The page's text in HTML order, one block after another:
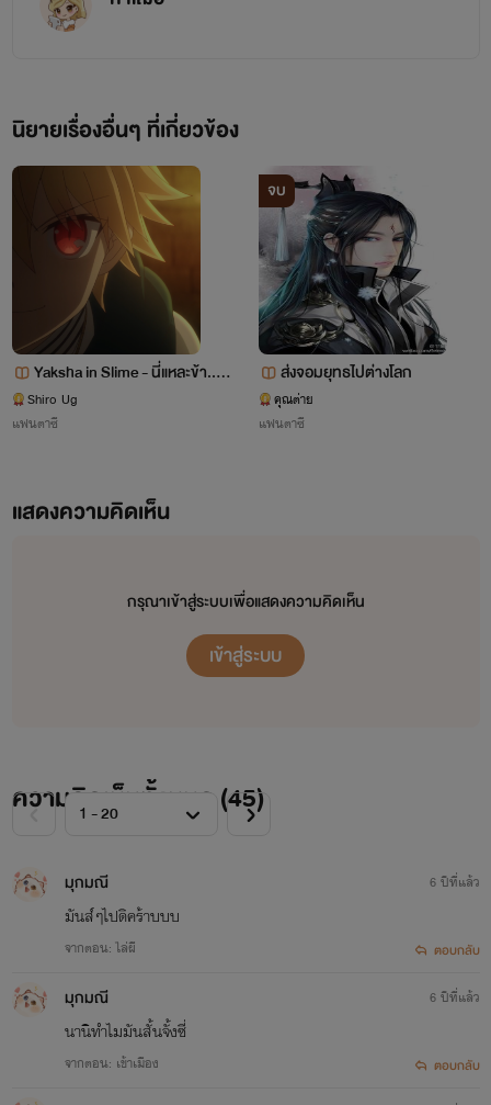
นิยายเรื่องอื่นๆ ที่เกี่ยวข้อง
Yaksha in Slime - นี่แหละข้า.. พ
ญายักษ์!
Shiro Ug
แฟนตาซี
จบ
ส่งจอมยุทธไปต่างโลก
คุณต่าย
แฟนตาซี
แสดงความคิดเห็น
กรุณาเข้าสู่ระบบเพื่อแสดงความคิดเห็น
เข้าสู่ระบบ
ความคิดเห็นทั้งหมด (45)
มุกมณี
มันส์ๆไปดิคร้าบบบ
จากตอน: ไล่ผี
6 ปีที่แล้ว
ตอบกลับ
มุกมณี
นานิทำไมมันสั้นจั้งซี่
จากตอน: เข้าเมือง
6 ปีที่แล้ว
ตอบกลับ